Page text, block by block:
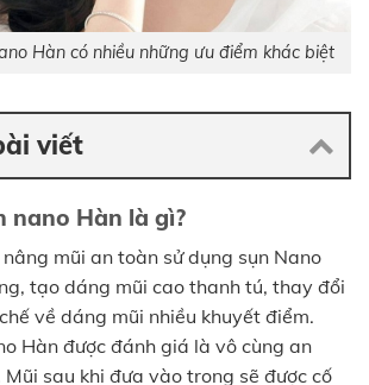
Hàn có nhiều những ưu điểm khác biệt
viết
nano Hàn là gì?
mũi an toàn sử dụng sụn Nano
tạo dáng mũi cao thanh tú, thay đổi
về dáng mũi nhiều khuyết điểm.
Hàn được đánh giá là vô cùng an
sau khi đưa vào trong sẽ được cố